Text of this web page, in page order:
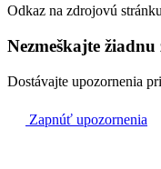
Ne
Odkaz na zdrojovú
Nezmeškajte žiadnu
Dostávajte upozornenia
Zapnúť upozornenia